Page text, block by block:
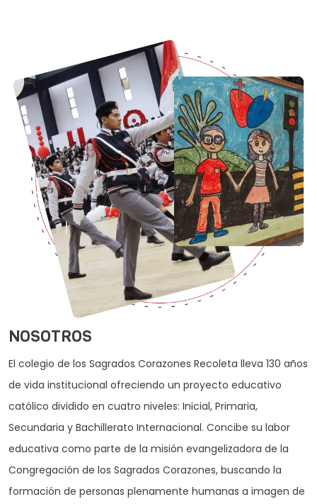
NOSOTROS
El colegio de los Sagrados Corazones Recoleta lleva 130 años
de vida institucional ofreciendo un proyecto educativo
católico dividido en cuatro niveles: Inicial, Primaria,
Secundaria y Bachillerato Internacional. Concibe su labor
educativa como parte de la misión evangelizadora de la
Congregación de los Sagrados Corazones, buscando la
formación de personas plenamente humanas a imagen de